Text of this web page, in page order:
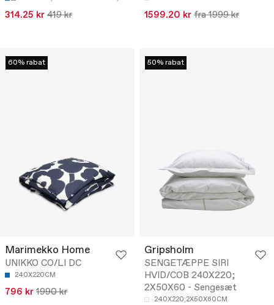
314.25 kr 419 kr 1599.20 kr fra 1999 kr
60% rabat
Marimekko Home
UNIKKO CO/LI DC
240X220CM
796 kr 1990 kr
50% rabat
Gripsholm
SENGETÆPPE SIRI
HVID/COB 240X220;
2X50X60 - Sengesæt
240X220;2X50X60CM